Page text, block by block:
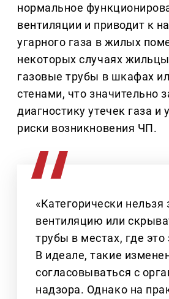
нормальное
вентиляции и приводит к
угарного газа в жилых
некоторых случаях
газовые трубы в шкафах
стенами, что значительно
диагностику утечек газа и
риски возникновения ЧП.
«Категорически нельзя
вентиляцию или
трубы в местах, где
В идеале, такие
согласовываться с
надзора. Однако на